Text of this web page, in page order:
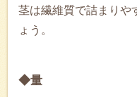
茎は繊維質で詰まりや
ょう。
◆量